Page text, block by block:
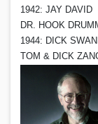
1942: JAY DAVID
DR. HOOK
1944: DICK
TOM & DICK